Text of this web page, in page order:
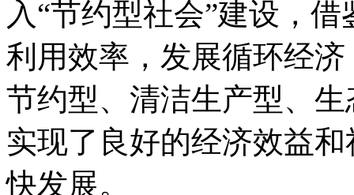
入“节约型社会”建设，
利用效率，发展循环经
节约型、清洁生产型、
实现了良好的经济效益
快发展。